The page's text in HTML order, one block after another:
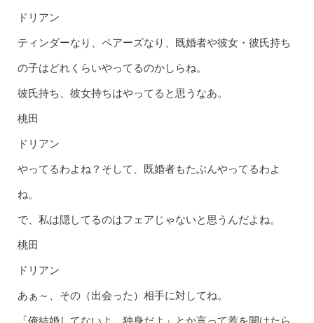
ドリアン
ティンダーなり、ペアーズなり、既婚者や彼女・彼氏持ち
の子はどれくらいやってるのかしらね。
彼氏持ち、彼女持ちはやってると思うなあ。
桃田
ドリアン
やってるわよね？そして、既婚者もたぶんやってるわよ
ね。
で、私は隠してるのはフェアじゃないと思うんだよね。
桃田
ドリアン
あぁ～、その（出会った）相手に対してね。